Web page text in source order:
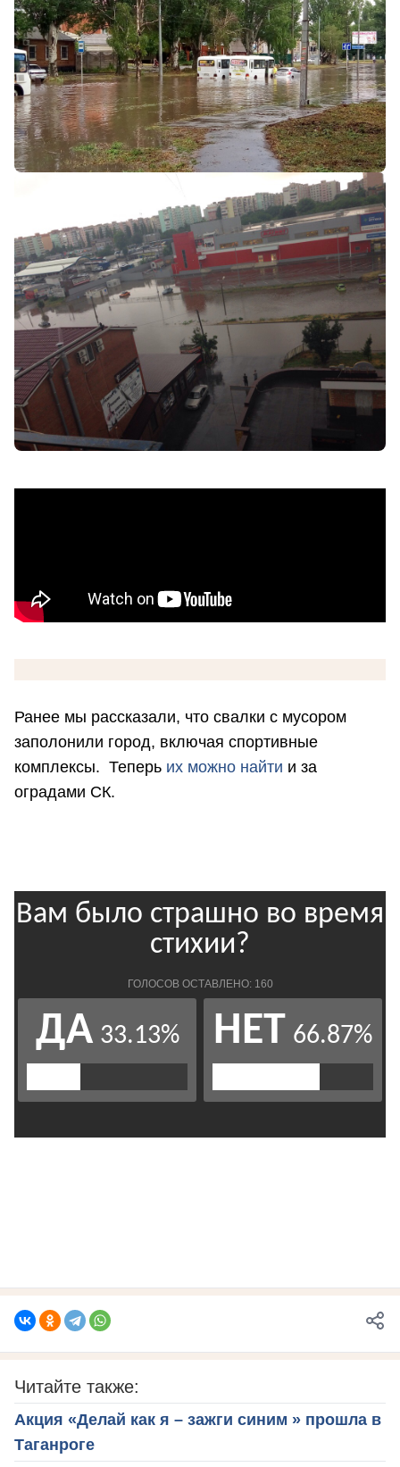
Ранее мы рассказали, что свалки с мусором
заполонили город, включая спортивные
комплексы. Теперь их можно найти и за
оградами СК.
Читайте также:
Акция «Делай как я – зажги синим » прошла в
Таганроге